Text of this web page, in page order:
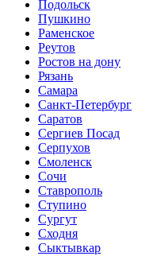
Подольск
Пушкино
Раменское
Реутов
Ростов на дону
Рязань
Самара
Санкт-Петербург
Саратов
Сергиев Посад
Серпухов
Смоленск
Сочи
Ставрополь
Ступино
Сургут
Сходня
Сыктывкар